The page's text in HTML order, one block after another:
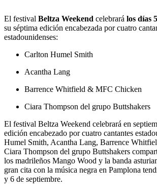
El festival Beltza Weekend celebrará los días
su séptima edición encabezada por cuatro
estadounidenses:
Carlton Humel Smith
Acantha Lang
Barrence Whitfield & MFC Chicken
Ciara Thompson del grupo Buttshakers
El festival Beltza Weekend celebrará en
edición encabezado por cuatro cantantes
Humel Smith, Acantha Lang, Barrence
Ciara Thompson del grupo Buttshakers
los madrileños Mango Wood y la banda
gran cita con la música negra en Pamplona
y 6 de septiembre.